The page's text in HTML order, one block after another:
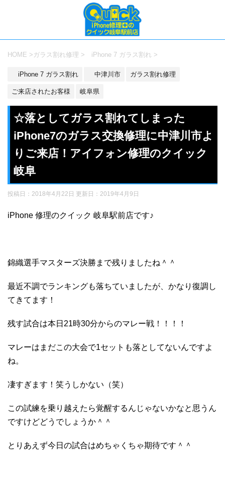
HOME > ガラス割れ修理 > iPhone 7 ガラス割れ >
iPhone 7 ガラス割れ 中津川市 ガラス割れ修理
ご来店されたお客様 岐阜県
☆落としてガラス割れてしまった
iPhone7のガラス交換修理に中津川市よ
りご来店！アイフォン修理のクイック
岐阜
投稿日：2018年4月22日 更新日： 2019年4月9日
iPhone 修理のクイック 岐阜駅前店です♪
錦織選手マスターズ決勝まで残りましたね＾＾
最近不調でランキングも落ちていましたが、かなり復調し
てきてます！
残す試合は本日21時30分からのマレー戦！！！！
マレーはまだこの大会で1セットも落としてないんですよ
ね。
凄すぎます！笑うしかない（笑）
この試練を乗り越えたら覚醒するんじゃないかなと思うん
ですけどどうでしょうか＾＾
とりあえず今日の試合はめちゃくちゃ期待です＾＾